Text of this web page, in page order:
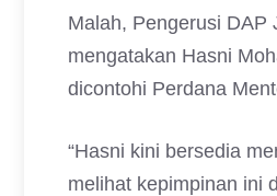
Malah, Pengerusi DAP
mengatakan Hasni
dicontohi Perdana
“Hasni kini bersedia
melihat kepimpinan ini